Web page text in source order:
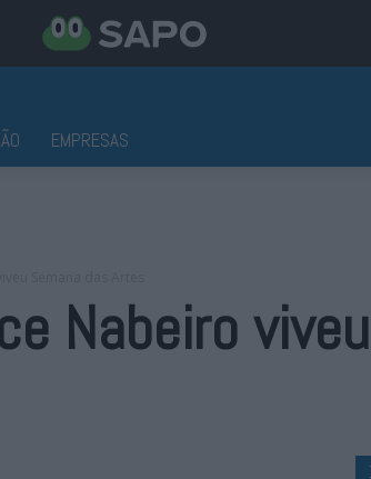
EMPRESAS
Nabeiro